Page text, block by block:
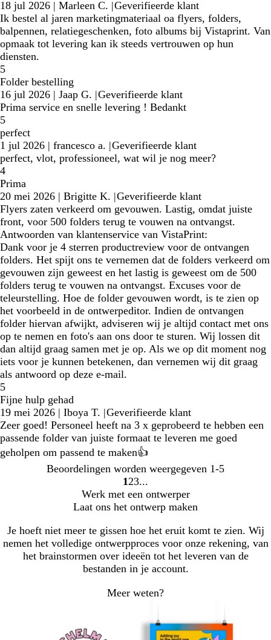
18 jul 2026 | Marleen C. |Geverifieerde klant
Ik bestel al jaren marketingmateriaal oa flyers, folders,
balpennen, relatiegeschenken, foto albums bij Vistaprint. Van
opmaak tot levering kan ik steeds vertrouwen op hun
diensten.
5
Folder bestelling
16 jul 2026 | Jaap G. |Geverifieerde klant
Prima service en snelle levering ! Bedankt
5
perfect
1 jul 2026 | francesco a. |Geverifieerde klant
perfect, vlot, professioneel, wat wil je nog meer?
4
Prima
20 mei 2026 | Brigitte K. |Geverifieerde klant
Flyers zaten verkeerd om gevouwen. Lastig, omdat juiste
front, voor 500 folders terug te vouwen na ontvangst.
Antwoorden van klantenservice van VistaPrint:
Dank voor je 4 sterren productreview voor de ontvangen
folders. Het spijt ons te vernemen dat de folders verkeerd om
gevouwen zijn geweest en het lastig is geweest om de 500
folders terug te vouwen na ontvangst. Excuses voor de
teleurstelling. Hoe de folder gevouwen wordt, is te zien op
het voorbeeld in de ontwerpeditor. Indien de ontvangen
folder hiervan afwijkt, adviseren wij je altijd contact met ons
op te nemen en foto's aan ons door te sturen. Wij lossen dit
dan altijd graag samen met je op. Als we op dit moment nog
iets voor je kunnen betekenen, dan vernemen wij dit graag
als antwoord op deze e-mail.
5
Fijne hulp gehad
19 mei 2026 | Iboya T. |Geverifieerde klant
Zeer goed! Personeel heeft na 3 x geprobeerd te hebben een
passende folder van juiste formaat te leveren me goed
geholpen om passend te maken👍
Beoordelingen worden weergegeven 1-5
Naar
pagina
1 Naar
pagina
2 Naar
pagina
3
Werk met een ontwerper
Laat ons het ontwerp maken
Je hoeft niet meer te gissen hoe het eruit komt te zien. Wij
nemen het volledige ontwerpproces voor onze rekening, van
het brainstormen over ideeën tot het leveren van de
bestanden in je account.
Meer weten?